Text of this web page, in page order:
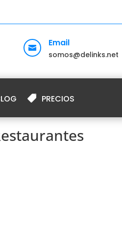
 Email
somos@delinks.net
PRECIOS